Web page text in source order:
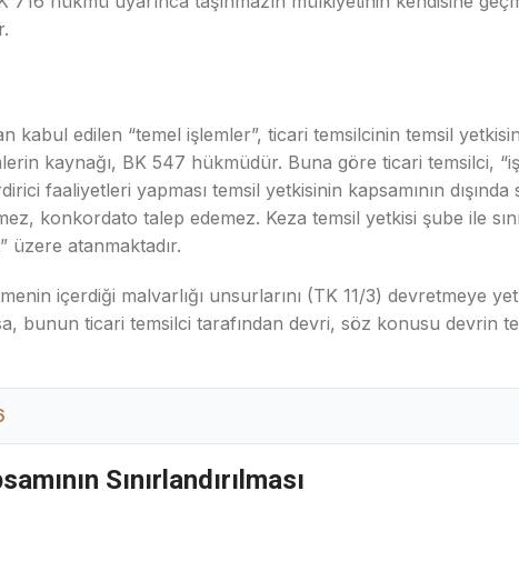
kabul edilen “temel işlemler”, ticari temsilcinin temsil
kaynağı, BK 547 hükmüdür. Buna göre ticari temsilci,
faaliyetleri yapması temsil yetkisinin kapsamının dışında
konkordato talep edemez. Keza temsil yetkisi şube ile
üzere atanmaktadır.
içerdiği malvarlığı unsurlarını (TK 11/3) devretmeye
bunun ticari temsilci tarafından devri, söz konusu devrin
Sınırlandırılması